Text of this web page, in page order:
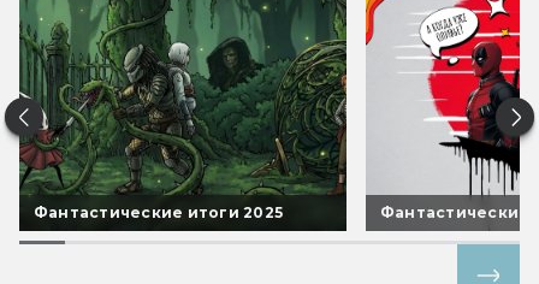
Фантастические итоги 2025 Фантастические